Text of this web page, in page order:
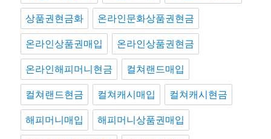
상품권현금화 온라인문화상품권현금
온라인상품권매입 온라인상품권현금
온라인해피머니현금 컬쳐랜드매입
컬쳐랜드현금 컬쳐캐시매입 컬쳐캐시현금
해피머니매입 해피머니상품권매입